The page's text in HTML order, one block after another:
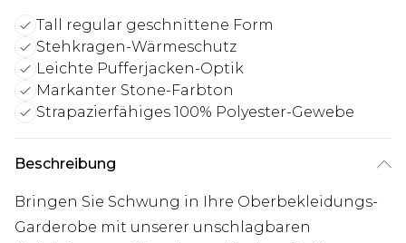
Tall regular geschnittene Form
Stehkragen-Wärmeschutz
Leichte Pufferjacken-Optik
Markanter Stone-Farbton
Strapazierfähiges 100% Polyester-Gewebe
Beschreibung
Bringen Sie Schwung in Ihre Oberbekleidungs-
Garderobe mit unserer unschlagbaren